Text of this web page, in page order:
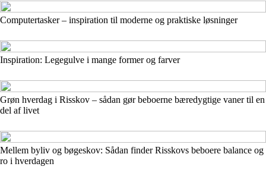
Computertasker – inspiration til moderne og praktiske løsninger
Inspiration: Legegulve i mange former og farver
Grøn hverdag i Risskov – sådan gør beboerne bæredygtige vaner til en
del af livet
Mellem byliv og bøgeskov: Sådan finder Risskovs beboere balance og
ro i hverdagen